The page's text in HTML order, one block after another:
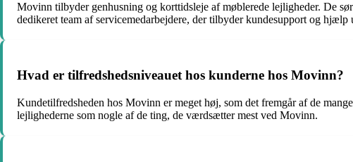
Movinn tilbyder genhusning og korttidsleje af møblerede lejligheder. De
dedikeret team af servicemedarbejdere, der tilbyder kundesupport og hjælp
Hvad er tilfredshedsniveauet hos kunderne hos Movinn?
Kundetilfredsheden hos Movinn er meget høj, som det fremgår af de
lejlighederne som nogle af de ting, de værdsætter mest ved Movinn.